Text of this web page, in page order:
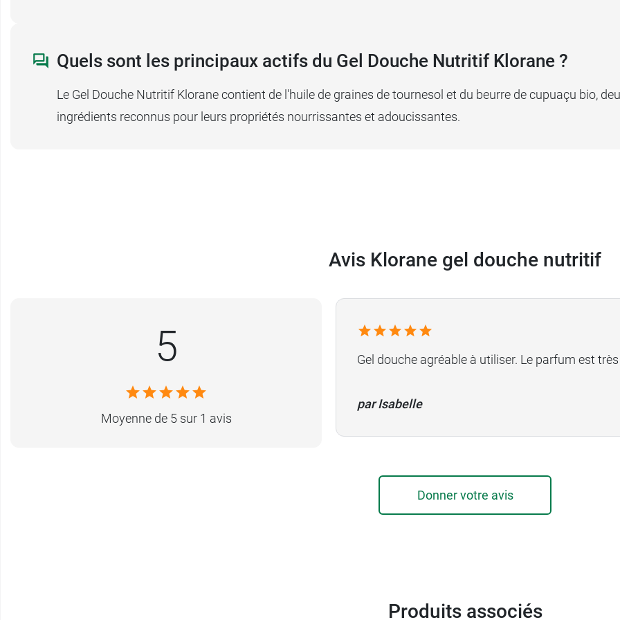
Quels sont les principaux actifs du Gel Douche Nutritif Klorane ?
Le Gel Douche Nutritif Klorane contient de l'huile de graines de tournesol et du beurre de cupuaçu bio,
ingrédients reconnus pour leurs propriétés nourrissantes et adoucissantes.
Avis Klorane gel douche nutritif
5
Moyenne de 5 sur 1 avis
Gel douche agréable à utiliser. Le parfum est
par Isabelle
Donner votre avis
Produits associés